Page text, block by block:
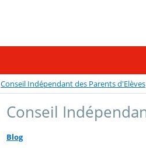
Conseil Indépendant des Parents d'Elèves
Conseil
Blog